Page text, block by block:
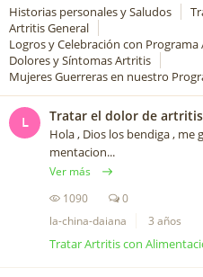
Historias personales y Saludos
Artritis General
Logros y Celebración con
Dolores y Síntomas Artritis
Mujeres Guerreras en nuestro
L Tratar el dolor de artritis
Hola , Dios los bendiga , me
mentacion...
Ver más
1090
0
la-china-daiana
3 años
Tratar Artritis con